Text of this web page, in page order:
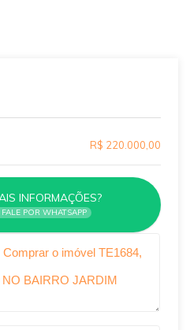
R$ 220.000,00
INFORMAÇÕES?
POR WHATSAPP